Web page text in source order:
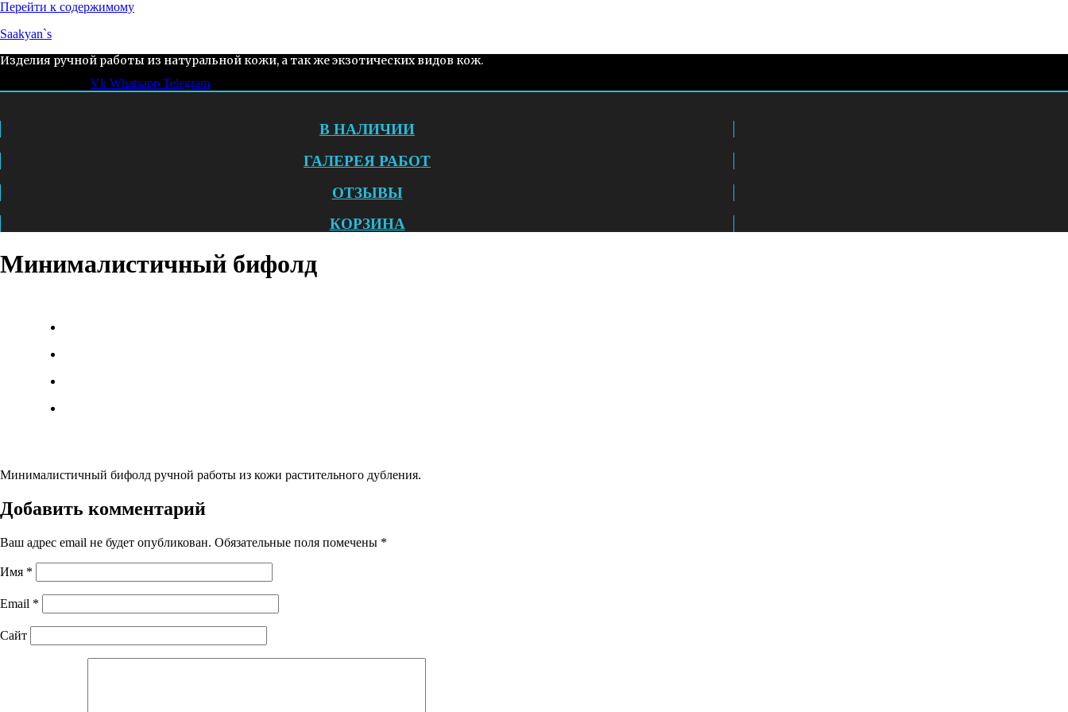
Перейти к содержимому
Saakyan`s
Изделия ручной работы из натуральной кожи, а так же экзотических видов кож.
Vk Whatsapp Telegram
В НАЛИЧИИ
ГАЛЕРЕЯ РАБОТ
ОТЗЫВЫ
КОРЗИНА
Минималистичный бифолд
Минималистичный бифолд ручной работы из кожи растительного дубления.
Добавить комментарий
Ваш адрес email не будет опубликован. Обязательные поля помечены *
Имя *
Email *
Сайт